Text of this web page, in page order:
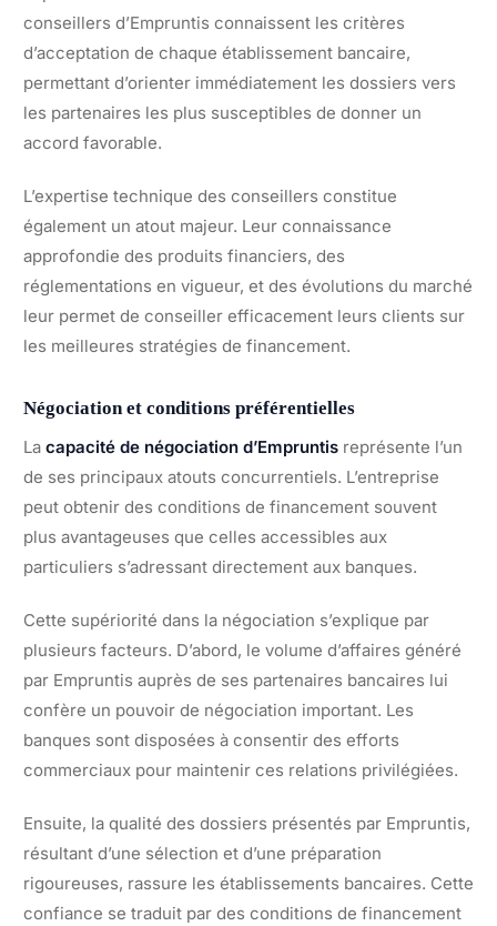
conseillers d’Empruntis connaissent les critères
d’acceptation de chaque établissement bancaire,
permettant d’orienter immédiatement les dossiers vers
les partenaires les plus susceptibles de donner un
accord favorable.
L’expertise technique des conseillers constitue
également un atout majeur. Leur connaissance
approfondie des produits financiers, des
réglementations en vigueur, et des évolutions du marché
leur permet de conseiller efficacement leurs clients sur
les meilleures stratégies de financement.
Négociation et conditions préférentielles
La capacité de négociation d’Empruntis représente l’un
de ses principaux atouts concurrentiels. L’entreprise
peut obtenir des conditions de financement souvent
plus avantageuses que celles accessibles aux
particuliers s’adressant directement aux banques.
Cette supériorité dans la négociation s’explique par
plusieurs facteurs. D’abord, le volume d’affaires généré
par Empruntis auprès de ses partenaires bancaires lui
confère un pouvoir de négociation important. Les
banques sont disposées à consentir des efforts
commerciaux pour maintenir ces relations privilégiées.
Ensuite, la qualité des dossiers présentés par Empruntis,
résultant d’une sélection et d’une préparation
rigoureuses, rassure les établissements bancaires. Cette
confiance se traduit par des conditions de financement